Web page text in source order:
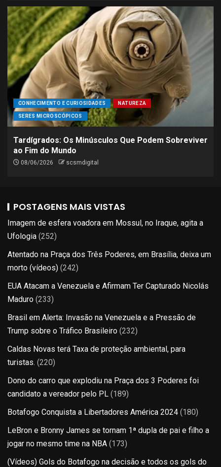
CONHECIMENTO E CURIOSIDADES NATUREZA
SERES MICROSCÓPICOS
Tardígrados: Os Minúsculos Que Podem Sobreviver
ao Fim do Mundo
08/06/2026 scsmdigital
POSTAGENS MAIS VISTAS
Imagem de esfera voadora em Mossul, no Iraque, agita a
Ufologia (252)
Atentado na Praça dos Três Poderes, em Brasília, deixa um
morto (vídeos) (242)
EUA Atacam a Venezuela e Afirmam Ter Capturado Nicolás
Maduro (233)
Brasil em Alerta: Invasão na Venezuela e a Pressão de
Trump sobre o Tráfico Brasileiro (232)
Caldas Novas terá Taxa de proteção ambiental, para
turistas. (220)
Dono do carro que explodiu na Praça dos 3 Poderes foi
candidato a vereador pelo PL (189)
Botafogo Conquista a Libertadores América 2024 (180)
LeBron e Bronny James se tornam 1ª dupla de pai e filho a
jogar no mesmo time na NBA (173)
(Vídeos) Gols do Botafogo na decisão e todos os gols do